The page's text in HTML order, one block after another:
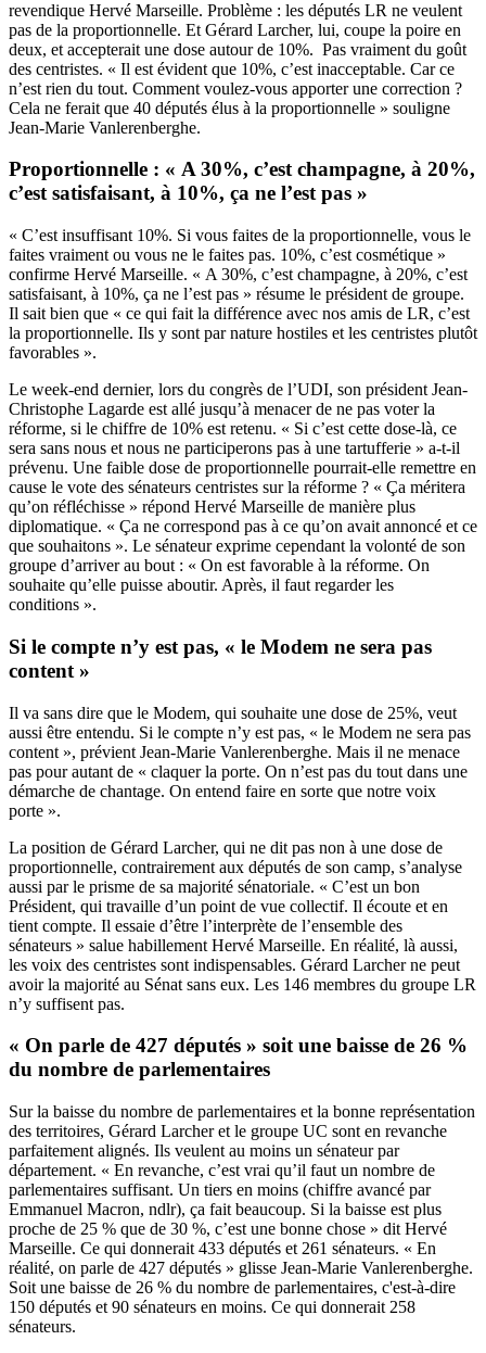
revendique Hervé Marseille. Problème : les députés LR ne veulent
pas de la proportionnelle. Et Gérard Larcher, lui, coupe la poire en
deux, et accepterait une dose autour de 10%. Pas vraiment du goût
des centristes. « Il est évident que 10%, c’est inacceptable. Car ce
n’est rien du tout. Comment voulez-vous apporter une correction ?
Cela ne ferait que 40 députés élus à la proportionnelle » souligne
Jean-Marie Vanlerenberghe.
Proportionnelle : « A 30%, c’est champagne, à 20%,
c’est satisfaisant, à 10%, ça ne l’est pas »
« C’est insuffisant 10%. Si vous faites de la proportionnelle, vous le
faites vraiment ou vous ne le faites pas. 10%, c’est cosmétique »
confirme Hervé Marseille. « A 30%, c’est champagne, à 20%, c’est
satisfaisant, à 10%, ça ne l’est pas » résume le président de groupe.
Il sait bien que « ce qui fait la différence avec nos amis de LR, c’est
la proportionnelle. Ils y sont par nature hostiles et les centristes plutôt
favorables ».
Le week-end dernier, lors du congrès de l’UDI, son président Jean-
Christophe Lagarde est allé jusqu’à menacer de ne pas voter la
réforme, si le chiffre de 10% est retenu. « Si c’est cette dose-là, ce
sera sans nous et nous ne participerons pas à une tartufferie » a-t-il
prévenu. Une faible dose de proportionnelle pourrait-elle remettre en
cause le vote des sénateurs centristes sur la réforme ? « Ça méritera
qu’on réfléchisse » répond Hervé Marseille de manière plus
diplomatique. « Ça ne correspond pas à ce qu’on avait annoncé et ce
que souhaitons ». Le sénateur exprime cependant la volonté de son
groupe d’arriver au bout : « On est favorable à la réforme. On
souhaite qu’elle puisse aboutir. Après, il faut regarder les
conditions ».
Si le compte n’y est pas, « le Modem ne sera pas
content »
Il va sans dire que le Modem, qui souhaite une dose de 25%, veut
aussi être entendu. Si le compte n’y est pas, « le Modem ne sera pas
content », prévient Jean-Marie Vanlerenberghe. Mais il ne menace
pas pour autant de « claquer la porte. On n’est pas du tout dans une
démarche de chantage. On entend faire en sorte que notre voix
porte ».
La position de Gérard Larcher, qui ne dit pas non à une dose de
proportionnelle, contrairement aux députés de son camp, s’analyse
aussi par le prisme de sa majorité sénatoriale. « C’est un bon
Président, qui travaille d’un point de vue collectif. Il écoute et en
tient compte. Il essaie d’être l’interprète de l’ensemble des
sénateurs » salue habillement Hervé Marseille. En réalité, là aussi,
les voix des centristes sont indispensables. Gérard Larcher ne peut
avoir la majorité au Sénat sans eux. Les 146 membres du groupe LR
n’y suffisent pas.
« On parle de 427 députés » soit une baisse de 26 %
du nombre de parlementaires
Sur la baisse du nombre de parlementaires et la bonne représentation
des territoires, Gérard Larcher et le groupe UC sont en revanche
parfaitement alignés. Ils veulent au moins un sénateur par
département. « En revanche, c’est vrai qu’il faut un nombre de
parlementaires suffisant. Un tiers en moins (chiffre avancé par
Emmanuel Macron, ndlr), ça fait beaucoup. Si la baisse est plus
proche de 25 % que de 30 %, c’est une bonne chose » dit Hervé
Marseille. Ce qui donnerait 433 députés et 261 sénateurs. « En
réalité, on parle de 427 députés » glisse Jean-Marie Vanlerenberghe.
Soit une baisse de 26 % du nombre de parlementaires, c'est-à-dire
150 députés et 90 sénateurs en moins. Ce qui donnerait 258
sénateurs.